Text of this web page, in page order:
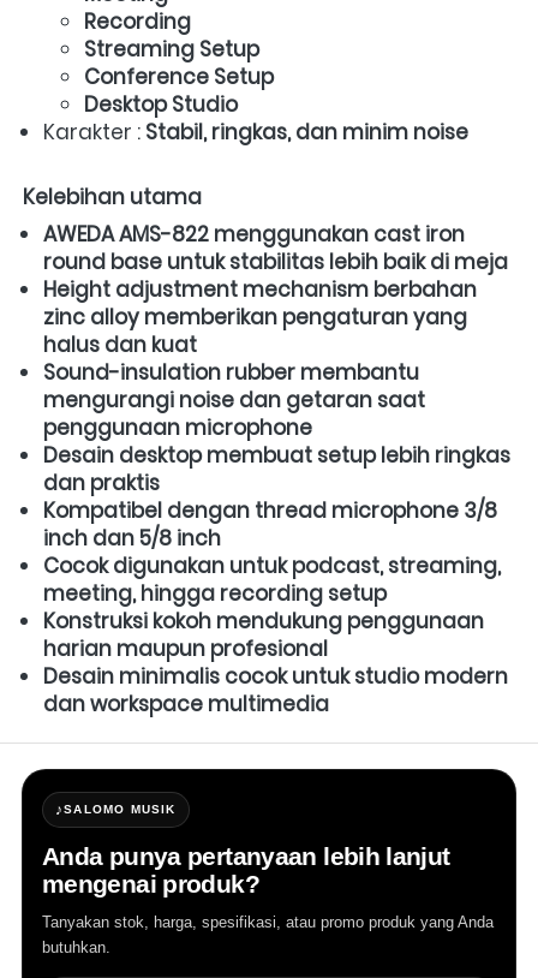
Recording
Streaming Setup
Conference Setup
Desktop Studio
Karakter : Stabil, ringkas, dan minim noise
Kelebihan utama
AWEDA AMS-822 menggunakan cast iron
round base untuk stabilitas lebih baik di meja
Height adjustment mechanism berbahan
zinc alloy memberikan pengaturan yang
halus dan kuat
Sound-insulation rubber membantu
mengurangi noise dan getaran saat
penggunaan microphone
Desain desktop membuat setup lebih ringkas
dan praktis
Kompatibel dengan thread microphone 3/8
inch dan 5/8 inch
Cocok digunakan untuk podcast, streaming,
meeting, hingga recording setup
Konstruksi kokoh mendukung penggunaan
harian maupun profesional
Desain minimalis cocok untuk studio modern
dan workspace multimedia
♪SALOMO MUSIK
Anda punya pertanyaan lebih lanjut
mengenai produk?
Tanyakan stok, harga, spesifikasi, atau promo produk yang Anda
butuhkan.